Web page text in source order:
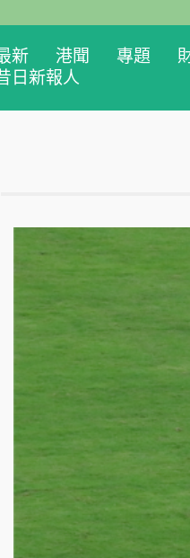
新 港聞 專題
日新報人